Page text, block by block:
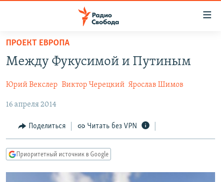
упрощенного
доступа
содержанию
Вернутся
главной
навигации
Вернутся
ПОДКАСТЫ
АВТОРСКИЕ ПРОЕКТЫ
ЦИТАТЫ СВОБОДЫ
МНЕНИЯ
КУЛЬТУРА
IDEL.РЕАЛИИ
КАВКАЗ.РЕАЛИИ
ПРОЕКТ ЕВРОПА
Между Фукусимой и Путиным
Юрий Векслер Виктор Черецкий Ярослав Шимов
16 апреля 2014
Поделиться Читать без VPN
Приоритетный источник в Google